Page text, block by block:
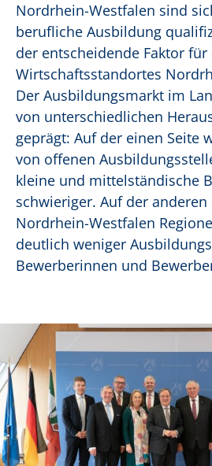
Nordrhein-Westfalen sind
berufliche Ausbildung
der entscheidende Faktor
Wirtschaftsstandortes
Der Ausbildungsmarkt im
von unterschiedlichen
geprägt: Auf der einen Seite
von offenen
kleine und mittelständische
schwieriger. Auf der anderen
Nordrhein-Westfalen
deutlich weniger
Bewerberinnen und